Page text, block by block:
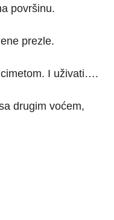
površinu.
prezle.
I uživati….
drugim voćem,